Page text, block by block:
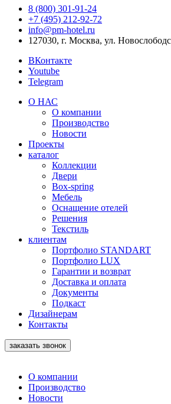
8 (800) 301‑91‑24
+7 (495) 212‑92‑72
info@pm-hotel.ru
127030, г. Москва, ул.
ВКонтакте
Youtube
Telegram
О НАС
О компании
Производство
Новости
Проекты
каталог
Коллекции
Двери
Box-spring
Мебель
Оснащение отелей
Решения
Текстиль
клиентам
Портфолио STANDART
Портфолио LUX
Гарантии и возврат
Доставка и оплата
Документы
Подкаст
Дизайнерам
Контакты
заказать звонок
О компании
Производство
Новости